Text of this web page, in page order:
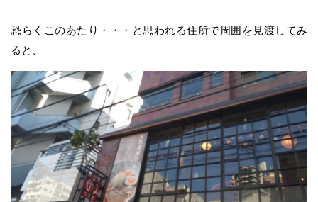
恐らくこのあたり・・・と思われる住所で周囲を見渡してみ
ると、